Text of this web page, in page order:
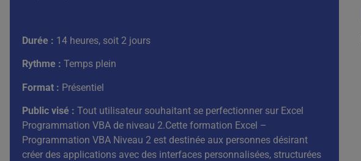
Durée : 14 heures, soit 2 jours
Rythme : Temps plein
Format : Présentiel
Public visé : Tout utilisateur souhaitant se perfectionner sur Excel
Programmation VBA de niveau 2.Cette formation Excel –
Programmation VBA Niveau 2 est destinée aux personnes désirant
créer des applications avec des interfaces personnalisées, structurées